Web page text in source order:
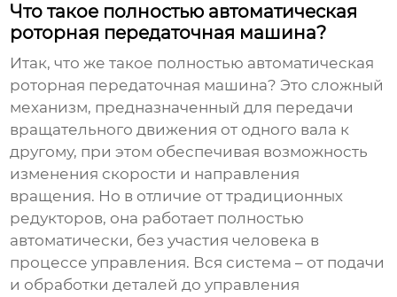
Что такое полностью автоматическая
роторная передаточная машина?
Итак, что же такое полностью автоматическая
роторная передаточная машина? Это сложный
механизм, предназначенный для передачи
вращательного движения от одного вала к
другому, при этом обеспечивая возможность
изменения скорости и направления
вращения. Но в отличие от традиционных
редукторов, она работает полностью
автоматически, без участия человека в
процессе управления. Вся система – от подачи
и обработки деталей до управления